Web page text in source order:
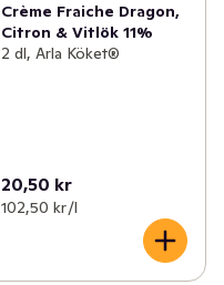
Crème Fraiche Dragon,
Citron & Vitlök 11%
2 dl, Arla Köket®
20,50 kr
102,50 kr /l